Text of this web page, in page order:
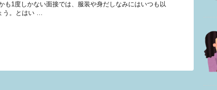
も1度しかない面接では、服装や身だしなみにはいつも以
う。とはい …